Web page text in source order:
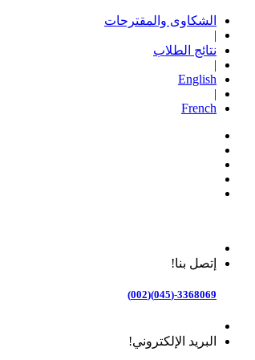
الشكاوى والمقترحات
|
نتائج الطلاب
|
English
|
French
إتصل بنا!
3368069-(045)(002)
البريد الإلكتروني!